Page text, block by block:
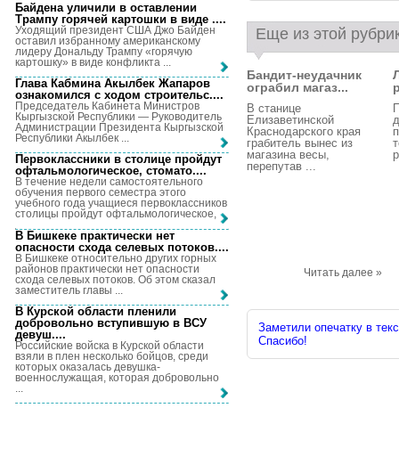
Еще из этой
Бандит-неудачник
ограбил магаз...
В станице
Елизаветинской
Краснодарского края
грабитель вынес из
магазина весы,
перепутав ...
Читать далее »
Заметили опечатку в
Спасибо!
Байдена уличили в оставлении
Трампу горячей картошки в виде ....
Уходящий президент США Джо Байден
оставил избранному американскому
лидеру Дональду Трампу «горячую
картошку» в виде конфликта ...
Глава Кабмина Акылбек Жапаров
ознакомился с ходом строительс....
Председатель Кабинета Министров
Кыргызской Республики — Руководитель
Администрации Президента Кыргызской
Республики Акылбек ...
Первоклассники в столице пройдут
офтальмологическое, стомато....
В течение недели самостоятельного
обучения первого семестра этого
учебного года учащиеся первоклассников
столицы пройдут офтальмологическое, ...
В Бишкеке практически нет
опасности схода селевых потоков....
В Бишкеке относительно других горных
районов практически нет опасности
схода селевых потоков. Об этом сказал
заместитель главы ...
В Курской области пленили
добровольно вступившую в ВСУ
девуш....
Российские войска в Курской области
взяли в плен несколько бойцов, среди
которых оказалась девушка-
военнослужащая, которая добровольно
...